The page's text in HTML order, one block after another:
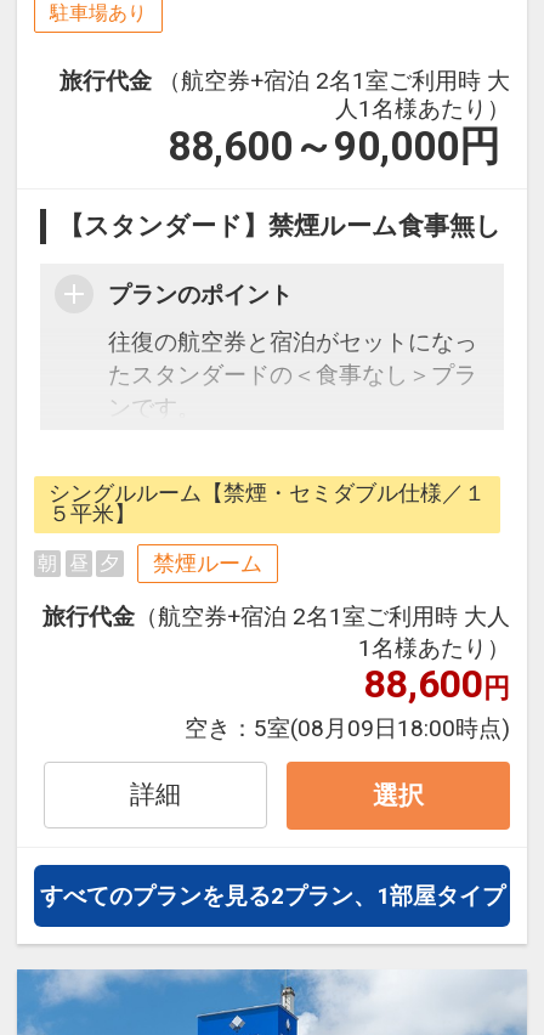
駐車場あり
旅行代金
（航空券+宿泊 2名1室ご利用時 大
人1名様あたり）
88,600～90,000 円
【スタンダード】禁煙ルーム食事無し
プランのポイント
往復の航空券と宿泊がセットになっ
たスタンダードの＜食事なし＞プラ
ンです。
できるダイナミックパッケージだか
ら、一都市滞在はもちろん周遊旅行
にも最適！
旅行期間中の1泊だけの宿泊や延
泊・飛び泊なども自由自在です。
JALマイレージ会員の方にはフライ
トマイルが50%貯まります。
シングルルーム【禁煙・セミダブル仕様／１
５平米】
朝 昼 夕 禁煙ルーム
旅行代金 （航空券+宿泊 2名1室ご利用時 大人
1名様あたり）
88,600円
空き： 5室(08月09日18:00時点)
詳細 選択
すべてのプランを見る2プラン、1部屋タイプ